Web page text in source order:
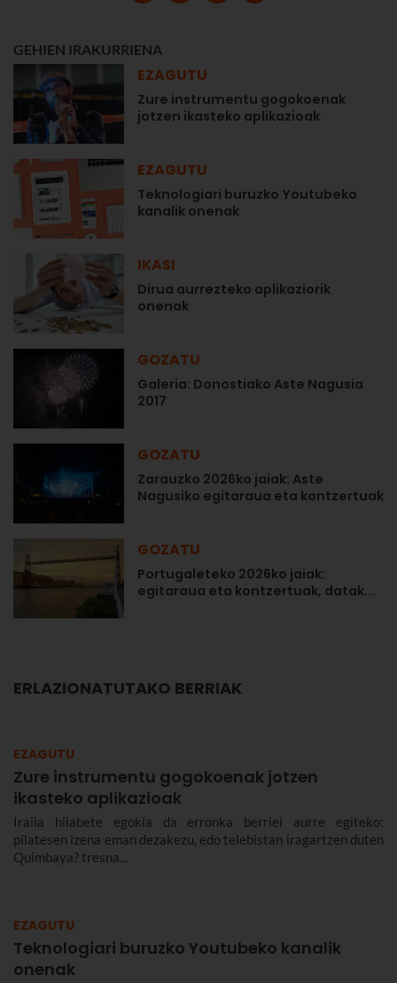
GEHIEN IRAKURRIENA
EZAGUTU
Zure instrumentu gogokoenak
jotzen ikasteko aplikazioak
EZAGUTU
Teknologiari buruzko Youtubeko
kanalik onenak
IKASI
Dirua aurrezteko aplikaziorik
onenak
GOZATU
Galeria: Donostiako Aste Nagusia
2017
GOZATU
Zarauzko 2026ko jaiak: Aste
Nagusiko egitaraua eta kontzertuak
GOZATU
Portugaleteko 2026ko jaiak:
egitaraua eta kontzertuak, datak...
ERLAZIONATUTAKO BERRIAK
EZAGUTU
Zure instrumentu gogokoenak jotzen
ikasteko aplikazioak
Iraila hilabete egokia da erronka berriei aurre egiteko:
pilatesen izena eman dezakezu, edo telebistan iragartzen duten
Quimbaya? tresna...
EZAGUTU
Teknologiari buruzko Youtubeko kanalik
onenak